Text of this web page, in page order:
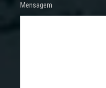
Mensagem